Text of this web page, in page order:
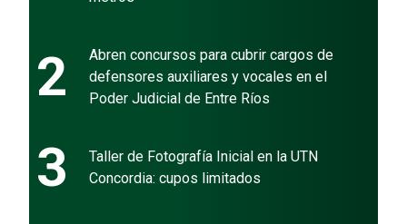
2
Abren concursos para cubrir cargos de
defensores auxiliares y vocales en el
Poder Judicial de Entre Ríos
3
Taller de Fotografía Inicial en la UTN
Concordia: cupos limitados